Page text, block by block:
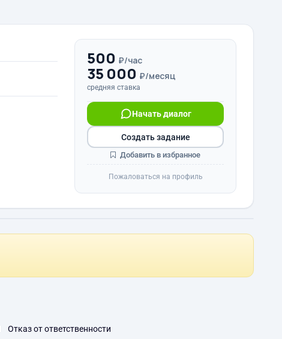
500 ₽/час
35 000 ₽/месяц
средняя ставка
Начать диалог
Создать задание
Добавить в избранное
Пожаловаться на профиль
Отказ от ответственности